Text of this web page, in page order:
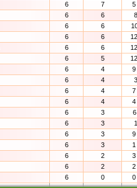
6 7
5
6 6
6 6
6 6
6 6
6 5
6 4
9
6 4
6 4
7
6 4
4
6 3
6 3
6 3
9
6 3
6 2
3
6 2
2
6 0 0